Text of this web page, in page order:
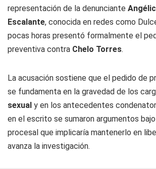
representación de la denunciante
Escalante, conocida en redes como
pocas horas presentó formalmente el
preventiva contra Chelo Torres.
La acusación sostiene que el pedido de
se fundamenta en la gravedad de los
sexual y en los antecedentes
en el escrito se sumaron argumentos
procesal que implicaría mantenerlo en
avanza la investigación.